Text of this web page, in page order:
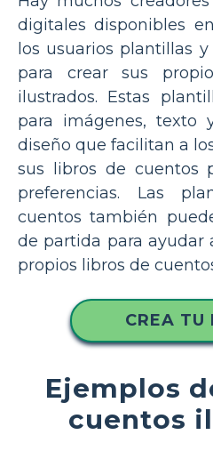
digitales disponibles
los usuarios plantillas
para crear sus
ilustrados. Estas
para imágenes, texto
diseño que facilitan a
sus libros de cuentos
preferencias. Las
cuentos también
de partida para ayudar
propios libros de
CREA TU
Ejemplos
cuentos